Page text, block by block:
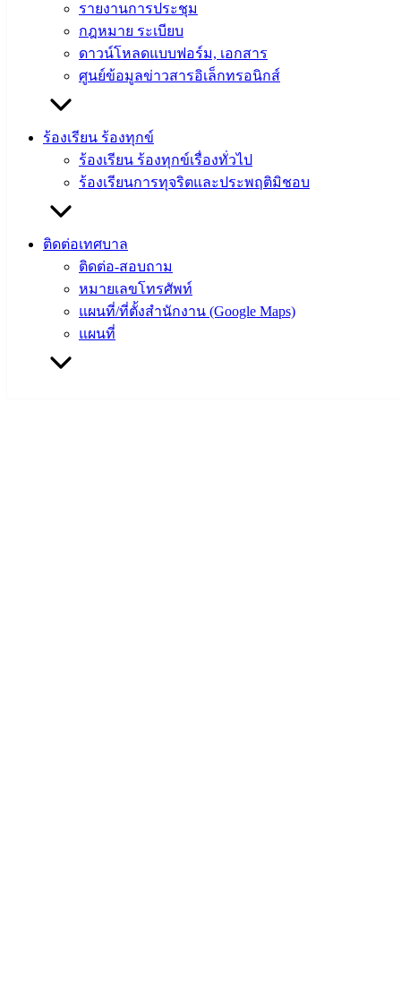
รายงานการประชุม
กฎหมาย ระเบียบ
ดาวน์โหลดแบบฟอร์ม, เอกสาร
ศูนย์ข้อมูลข่าวสารอิเล็กทรอนิกส์
ร้องเรียน ร้องทุกข์
ร้องเรียน ร้องทุกข์เรื่องทั่วไป
ร้องเรียนการทุจริตและประพฤติมิชอบ
ติดต่อเทศบาล
ติดต่อ-สอบถาม
หมายเลขโทรศัพท์
แผนที่/ที่ตั้งสำนักงาน (Google Maps)
แผนที่
สายตรง
นายก
ประวัติ
เทศบาล
และ
หัวหน้า
ส่วน
ราชการ
สภา
เทศบาล
สงวนลิขสิทธิ์ © 2563 เทศบาลเมืองอ่างศิลา จังหวัดชลบุรี |
angsilacity.go.th | Powered byBuuscript